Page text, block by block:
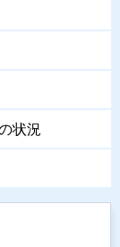
状況